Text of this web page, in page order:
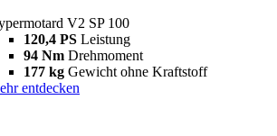
V2 SP 100
120,4 PS Leistung
94 Nm Drehmoment
177 kg Gewicht ohne Kraftstoff
entdecken